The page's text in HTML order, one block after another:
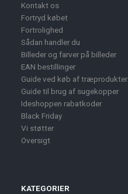
Kontakt os
Fortryd købet
Fortrolighed
Sådan handler du
Billeder og farver på billeder
EAN bestillinger
Guide ved køb af træprodukter
Guide til brug af sugekopper
Ideshoppen rabatkoder
Black Friday
Vi støtter
Oversigt
KATEGORIER